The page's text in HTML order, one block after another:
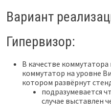
Вариант
Гипервизор:
В качестве
коммутатор на уровне
котором развёрнут
подразумевается
случае выставлен